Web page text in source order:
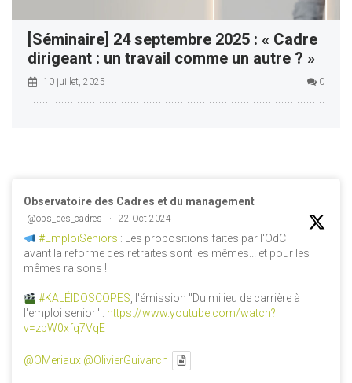
[Séminaire] 24 septembre 2025 : « Cadre
dirigeant : un travail comme un autre ? »
10 juillet, 2025 0
Observatoire des Cadres et du management
@obs_des_cadres · 22 Oct 2024
#EmploiSeniors : Les propositions faites par l'OdC
avant la reforme des retraites sont les mêmes... et pour les
mêmes raisons !
#KALÉIDOSCOPES, l'émission "Du milieu de carrière à
l'emploi senior" : https://www.youtube.com/watch?
v=zpW0xfq7VqE
@OMeriaux @OlivierGuivarch